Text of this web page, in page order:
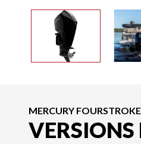
MERCURY